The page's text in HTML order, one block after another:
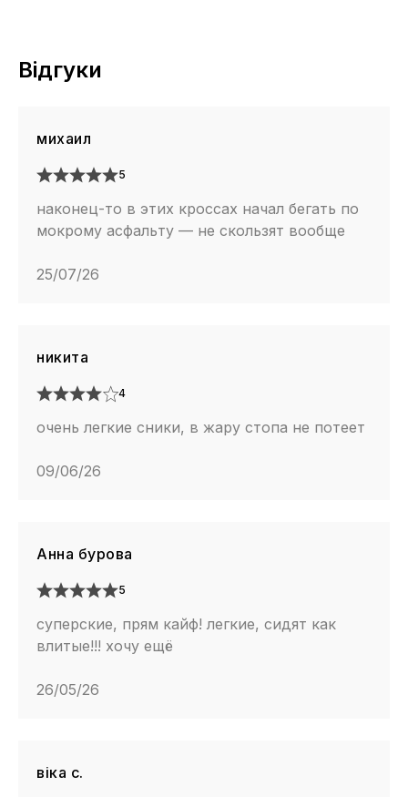
Відгуки
михаил
5
наконец-то в этих кроссах начал бегать по
мокрому асфальту — не скользят вообще
25/07/26
никита
4
очень легкие сники, в жару стопа не потеет
09/06/26
Анна бурова
5
суперские, прям кайф! легкие, сидят как
влитые!!! хочу ещё
26/05/26
віка с.